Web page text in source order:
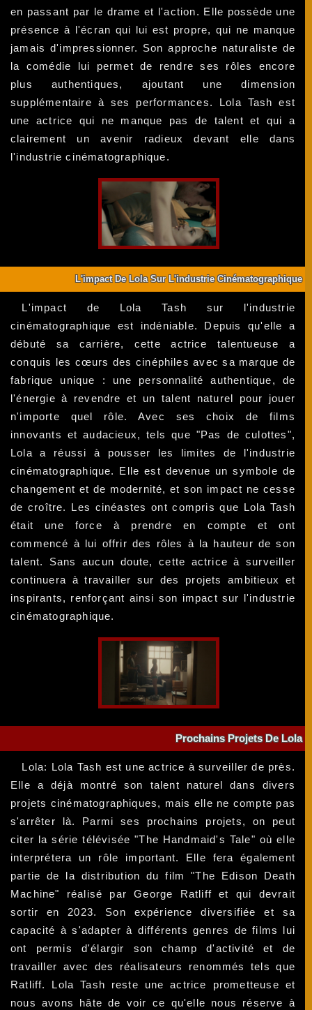
en passant par le drame et l'action. Elle possède une
présence à l'écran qui lui est propre, qui ne manque
jamais d'impressionner. Son approche naturaliste de
la comédie lui permet de rendre ses rôles encore
plus authentiques, ajoutant une dimension
supplémentaire à ses performances. Lola Tash est
une actrice qui ne manque pas de talent et qui a
clairement un avenir radieux devant elle dans
l'industrie cinématographique.
L'impact De Lola Sur L'industrie Cinématographique
L'impact de Lola Tash sur l'industrie
cinématographique est indéniable. Depuis qu'elle a
débuté sa carrière, cette actrice talentueuse a
conquis les cœurs des cinéphiles avec sa marque de
fabrique unique : une personnalité authentique, de
l'énergie à revendre et un talent naturel pour jouer
n'importe quel rôle. Avec ses choix de films
innovants et audacieux, tels que "Pas de culottes",
Lola a réussi à pousser les limites de l'industrie
cinématographique. Elle est devenue un symbole de
changement et de modernité, et son impact ne cesse
de croître. Les cinéastes ont compris que Lola Tash
était une force à prendre en compte et ont
commencé à lui offrir des rôles à la hauteur de son
talent. Sans aucun doute, cette actrice à surveiller
continuera à travailler sur des projets ambitieux et
inspirants, renforçant ainsi son impact sur l'industrie
cinématographique.
Prochains Projets De Lola
Lola: Lola Tash est une actrice à surveiller de près.
Elle a déjà montré son talent naturel dans divers
projets cinématographiques, mais elle ne compte pas
s'arrêter là. Parmi ses prochains projets, on peut
citer la série télévisée "The Handmaid's Tale" où elle
interprétera un rôle important. Elle fera également
partie de la distribution du film "The Edison Death
Machine" réalisé par George Ratliff et qui devrait
sortir en 2023. Son expérience diversifiée et sa
capacité à s'adapter à différents genres de films lui
ont permis d'élargir son champ d'activité et de
travailler avec des réalisateurs renommés tels que
Ratliff. Lola Tash reste une actrice prometteuse et
nous avons hâte de voir ce qu'elle nous réserve à